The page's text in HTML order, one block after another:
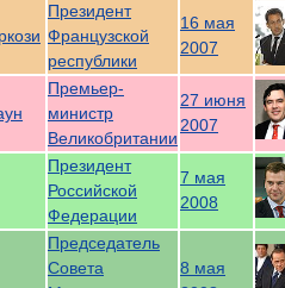
Президент
Французской
республики
16 мая
2007
Премьер-
министр
Великобритании
27 июня
2007
Президент
Российской
Федерации
7 мая
2008
Председатель
Совета
8 мая